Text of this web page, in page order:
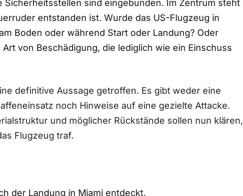
Sicherheitsstellen sind eingebunden. Im Zentrum steht
entstanden ist. Wurde das US-Flugzeug in
Boden oder während Start oder Landung? Oder
von Beschädigung, die lediglich wie ein Einschuss
definitive Aussage getroffen. Es gibt weder eine
noch Hinweise auf eine gezielte Attacke.
und möglicher Rückstände sollen nun klären,
Flugzeug traf.
der Landung in Miami entdeckt.